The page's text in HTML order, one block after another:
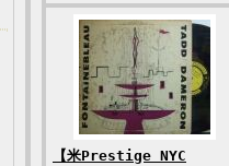
【米Prestige NYC